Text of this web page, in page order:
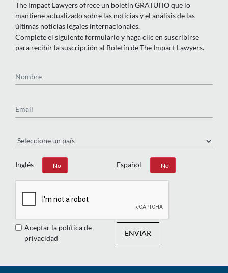
The Impact Lawyers ofrece un boletín GRATUITO que lo
mantiene actualizado sobre las noticias y el análisis de las
últimas noticias legales internacionales.
Complete el siguiente formulario y haga clic en suscribirse
para recibir la suscripción al Boletín de The Impact Lawyers.
Inglés
Sí No Español
Sí No
Aceptar la política de
privacidad
ENVIAR